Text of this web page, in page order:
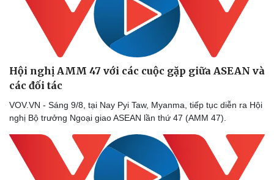
Hội nghị AMM 47 với các cuộc gặp giữa ASEAN và
các đối tác
VOV.VN - Sáng 9/8, tại Nay Pyi Taw, Myanma, tiếp tục diễn ra Hội
nghị Bộ trưởng Ngoại giao ASEAN lần thứ 47 (AMM 47).